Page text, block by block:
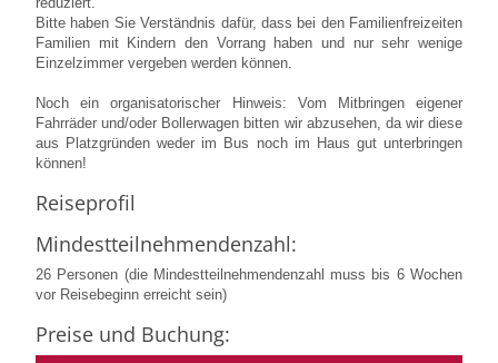
Bitte haben Sie Verständnis dafür, dass bei den Familienfreizeiten
Familien mit Kindern den Vorrang haben und nur sehr wenige
Einzelzimmer vergeben werden können.
Noch ein organisatorischer Hinweis: Vom Mitbringen eigener
Fahrräder und/oder Bollerwagen bitten wir abzusehen, da wir diese
aus Platzgründen weder im Bus noch im Haus gut unterbringen
können!
Reiseprofil
Mindestteilnehmendenzahl:
26 Personen (die Mindestteilnehmendenzahl muss bis 6 Wochen
vor Reisebeginn erreicht sein)
Preise und Buchung: